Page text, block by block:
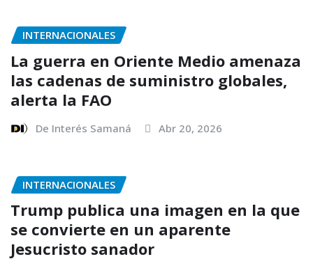
INTERNACIONALES
La guerra en Oriente Medio amenaza
las cadenas de suministro globales,
alerta la FAO
De Interés Samaná Abr 20, 2026
INTERNACIONALES
Trump publica una imagen en la que
se convierte en un aparente
Jesucristo sanador